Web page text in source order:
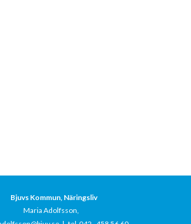
Bjuvs Kommun, Näringsliv
Maria Adolfsson,